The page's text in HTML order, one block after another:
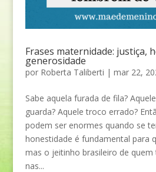
Frases maternidade: justiça,
generosidade
por Roberta Taliberti | mar 22,
Sabe aquela furada de fila?
guarda? Aquele troco errado?
podem ser enormes quando se
honestidade é fundamental para
mas o jeitinho brasileiro de
nas...